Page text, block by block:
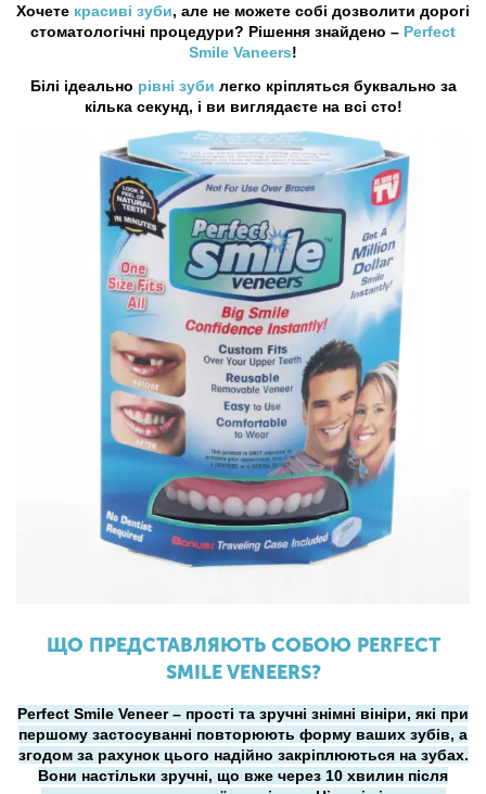
Хочете красиві зуби, але не можете собі дозволити дорогі
стоматологічні процедури? Рішення знайдено – Perfect
Smile Vaneers!
Білі ідеально рівні зуби легко кріпляться буквально за
кілька секунд, і ви виглядаєте на всі сто!
ЩО ПРЕДСТАВЛЯЮТЬ СОБОЮ PERFECT
SMILE VENEERS?
Perfect Smile Veneer – прості та зручні знімні вініри, які при
першому застосуванні повторюють форму ваших зубів, а
згодом за рахунок цього надійно закріплюються на зубах.
Вони настільки зручні, що вже через 10 хвилин після